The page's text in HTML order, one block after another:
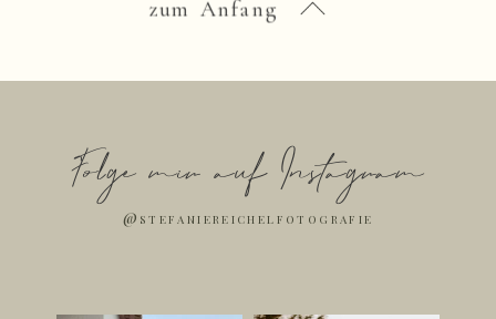
zum Anfang
Folge mir auf Instagram
@stefaniereichelfotografie